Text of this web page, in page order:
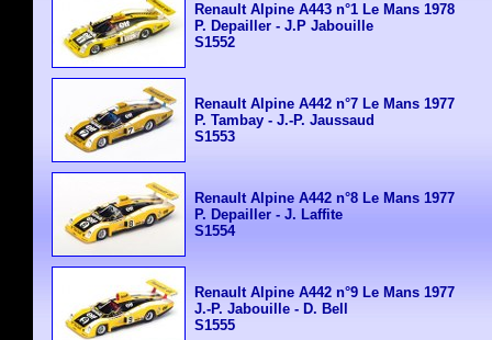
Renault Alpine A443 n°1 Le Mans 1978
P. Depailler - J.P Jabouille
S1552
Renault Alpine A442 n°7 Le Mans 1977
P. Tambay - J.-P. Jaussaud
S1553
Renault Alpine A442 n°8 Le Mans 1977
P. Depailler - J. Laffite
S1554
Renault Alpine A442 n°9 Le Mans 1977
J.-P. Jabouille - D. Bell
S1555